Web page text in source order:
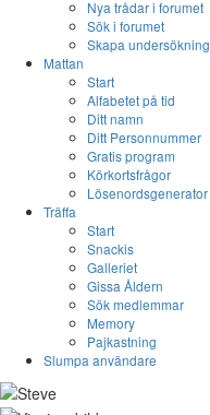
Nya trådar i forumet
Sök i forumet
Skapa undersökning
Mattan
Start
Alfabetet på tid
Ditt namn
Ditt Personnummer
Gratis program
Körkortsfrågor
Lösenordsgenerator
Träffa
Start
Snackis
Galleriet
Gissa Åldern
Sök medlemmar
Memory
Pajkastning
Slumpa användare